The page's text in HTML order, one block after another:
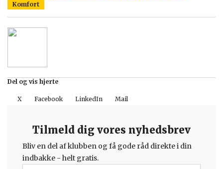
Komfort
Del og vis hjerte
X Facebook LinkedIn Mail
Tilmeld dig vores nyhedsbrev
Bliv en del af klubben og få gode råd direkte i din
indbakke - helt gratis.